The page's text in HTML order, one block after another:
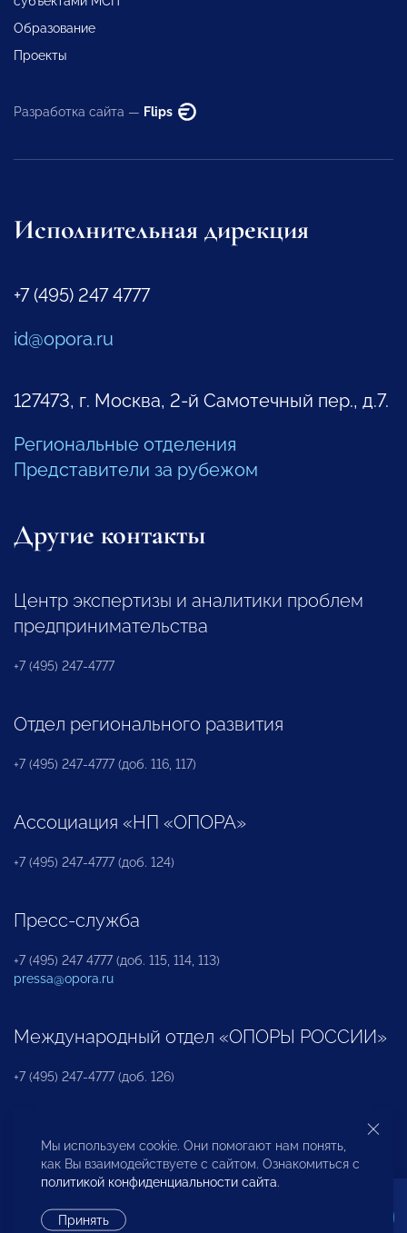
Образование
Проекты
Разработка сайта — Flips
Исполнительная дирекция
+7 (495) 247 4777
id@opora.ru
127473, г. Москва, 2-й Самотечный пер., д.7.
Региональные отделения
Представители за рубежом
Другие контакты
Центр экспертизы и аналитики проблем
предпринимательства
+7 (495) 247-4777
Отдел регионального развития
+7 (495) 247-4777 (доб. 116, 117)
Ассоциация «НП «ОПОРА»
+7 (495) 247-4777 (доб. 124)
Пресс-служба
+7 (495) 247 4777 (доб. 115, 114, 113)
pressa@opora.ru
Международный отдел «ОПОРЫ РОССИИ»
+7 (495) 247-4777 (доб. 126)
Бюро по защите прав предпринимателей и
инвесторов
Мы используем cookie. Они помогают нам понять,
как Вы взаимодействуете с сайтом. Ознакомиться с
политикой конфиденциальности сайта.
Принять